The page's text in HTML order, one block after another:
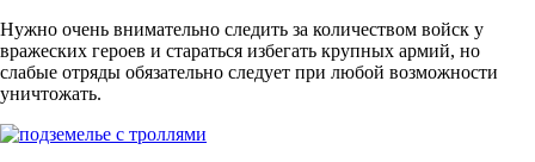
Нужно очень внимательно следить за количеством войск у
вражеских героев и стараться избегать крупных армий, но
слабые отряды обязательно следует при любой возможности
уничтожать.